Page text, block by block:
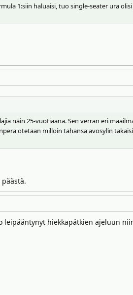
1:siin haluaisi, tuo single-seater ura
näin 25-vuotiaana. Sen verran eri
otetaan milloin tahansa avosylin
leipääntynyt hiekkapätkien ajeluun